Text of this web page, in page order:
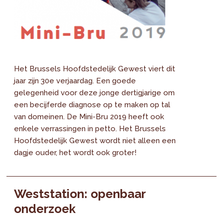
Het Brussels Hoofdstedelijk Gewest viert dit
jaar zijn 30e verjaardag. Een goede
gelegenheid voor deze jonge dertigjarige om
een becijferde diagnose op te maken op tal
van domeinen. De Mini-Bru 2019 heeft ook
enkele verrassingen in petto. Het Brussels
Hoofdstedelijk Gewest wordt niet alleen een
dagje ouder, het wordt ook groter!
Weststation: openbaar
onderzoek